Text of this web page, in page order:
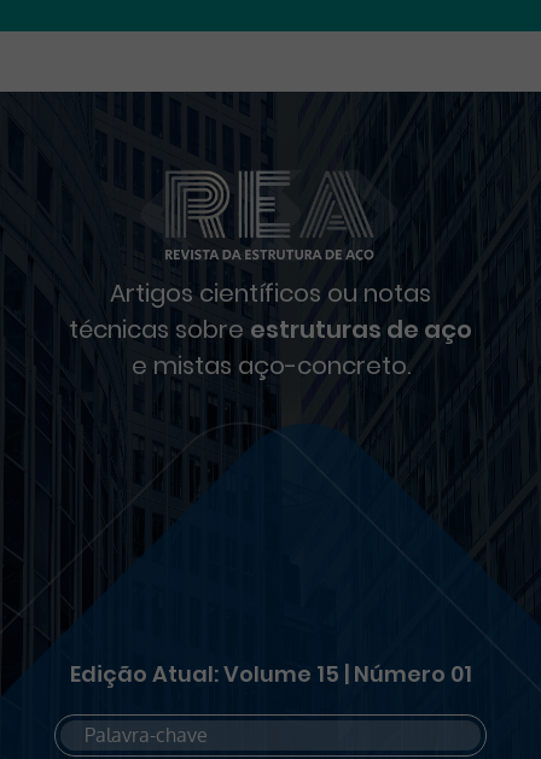
Artigos científicos ou notas
técnicas sobre estruturas de aço
e mistas aço-concreto.
Edição Atual: Volume 15 | Número 01